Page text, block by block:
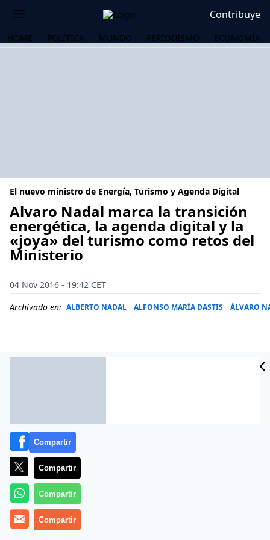
Contribuye
HOME POLÍTICA MUNDO PERIODISMO ECONOMÍA
El nuevo ministro de Energía, Turismo y Agenda Digital
Alvaro Nadal marca la transición
energética, la agenda digital y la
«joya» del turismo como retos del
Ministerio
04 Nov 2016 - 19:42 CET
Archivado en: ALBERTO NADAL ALFONSO MARÍA DASTIS ÁLVARO
El nuevo ministro de Energía, Turismo y Agenda
Digital, Alvaro Nadal, ha afirmado que la transición
energética, la agenda digital y potenciar la «joya» del
Compartir
Compartir
Compartir
Compartir